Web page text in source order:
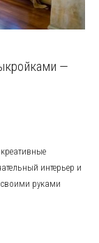
—
интерьер и
руками